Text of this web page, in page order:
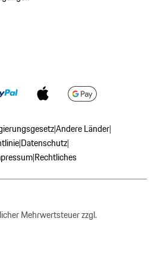
|Andere Länder|
|Datenschutz|
|Rechtliches
Mehrwertsteuer zzgl.